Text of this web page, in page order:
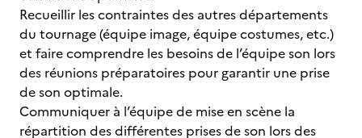
Recueillir les contraintes des autres départements
du tournage (équipe image, équipe costumes, etc.)
et faire comprendre les besoins de l’équipe son lors
des réunions préparatoires pour garantir une prise
de son optimale.
Communiquer à l’équipe de mise en scène la
répartition des différentes prises de son lors des